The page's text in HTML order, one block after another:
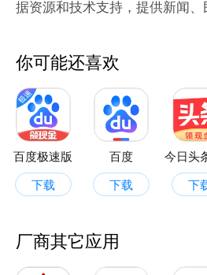
据资源和技术支持，提供新闻
化县声音，展现新化县形象，
新化\"将成为发布新化县政策
息的主渠道、对外讲并传播新
你可能还喜欢
百度极速版
下载
百度
下载 下
厂商其它应用